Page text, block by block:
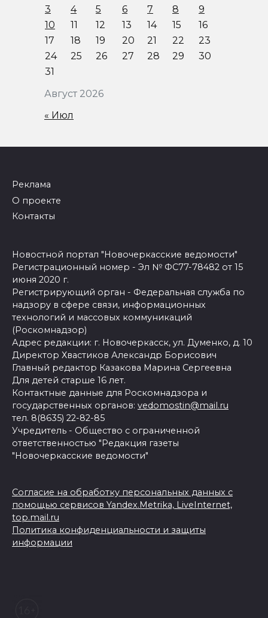
Август 2026
3
4 5 6 7 8
9
10
11 12 13 14 15
16
17
18 19 20 21 22
23
24
25 26 27 28 29
30
31
« Июл
Реклама
О проекте
Контакты
Новостной портал "Новочеркасские ведомости"
Регистрационный номер - Эл № ФС77-78482 от 15
июня 2020 г.
Регистрирующий орган - Федеральная служба по
надзору в сфере связи, информационных
технологий и массовых коммуникаций
(Роскомнадзор)
Адрес редакции: г. Новочеркасск, ул. Думенко, д. 10
Директор Хвастиков Александр Борисович
Главный редактор Казакова Марина Сергеевна
Для детей старше 16 лет.
Контактные данные для Роскомнадзора и
государственных органов: vedomostin@mail.ru
тел. 8(8635) 22-82-85
Учредитель - Общество с ограниченной
ответственностью "Редакция газеты
"Новочеркасские ведомости"
Согласие на обработку персональных данных с
помощью сервисов Yandex.Metrika, LiveInternet,
top.mail.ru
Политика конфиденциальности и защиты
информации